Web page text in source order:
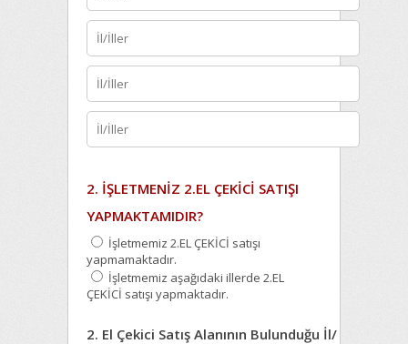
2. İŞLETMENİZ 2.EL ÇEKİCİ SATIŞI
YAPMAKTAMIDIR?
İşletmemiz 2.EL ÇEKİCİ satışı
yapmamaktadır.
İşletmemiz aşağıdaki illerde 2.EL
ÇEKİCİ satışı yapmaktadır.
2. El Çekici Satış Alanının Bulunduğu İl/